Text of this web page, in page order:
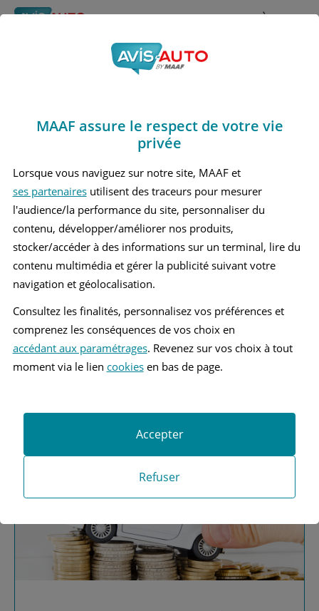
Rechercher À propos
Obtenir un devis d'assurance auto MAAF
Avis Mercedes benz
Marques>Mercedes benz > T180
MERCEDES BENZ T180 1 BREAK
Vous recherchez une
Obtenez vos devis MAAF
MAAF assure le respect de votre vie
privée
Lorsque vous naviguez sur notre site, MAAF et
ses partenairesutilisent des traceurs pour mesurer
l'audience/la performance du site, personnaliser du
contenu, développer/améliorer nos produits,
stocker/accéder à des informations sur un terminal, lire du
contenu multimédia et gérer la publicité suivant votre
navigation et géolocalisation.
Consultez les finalités, personnalisez vos préférences et
comprenez les conséquences de vos choix en
accédant aux paramétrages. Revenez sur vos choix à tout
moment via le lien cookiesen bas de page.
Refuser
Accepter